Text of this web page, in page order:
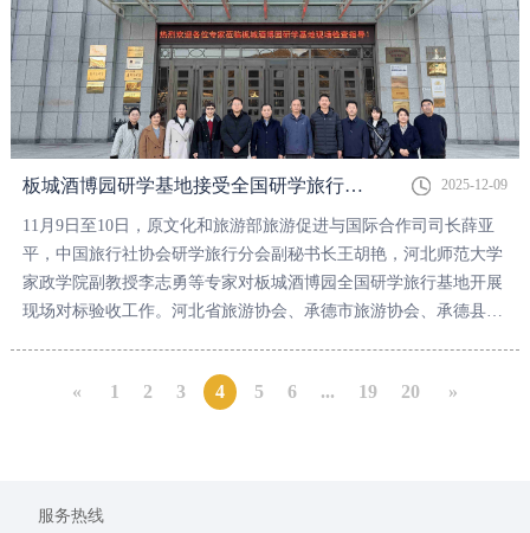
板城酒博园研学基地接受全国研学旅行基地验收 2025-12-09
11月9日至10日，原文化和旅游部旅游促进与国际合作司司长薛亚
平，中国旅行社协会研学旅行分会副秘书长王胡艳，河北师范大学
家政学院副教授李志勇等专家对板城酒博园全国研学旅行基地开展
现场对标验收工作。河北省旅游协会、承德市旅游协会、承德县政
« 1 2 3 4 5 6 ... 19 20 »
服务热线